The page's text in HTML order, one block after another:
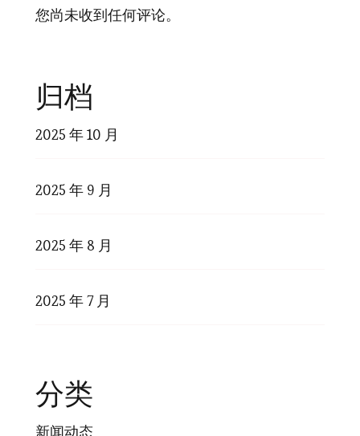
您尚未收到任何评论。
归档
2025 年 10 月
2025 年 9 月
2025 年 8 月
2025 年 7 月
分类
新闻动态